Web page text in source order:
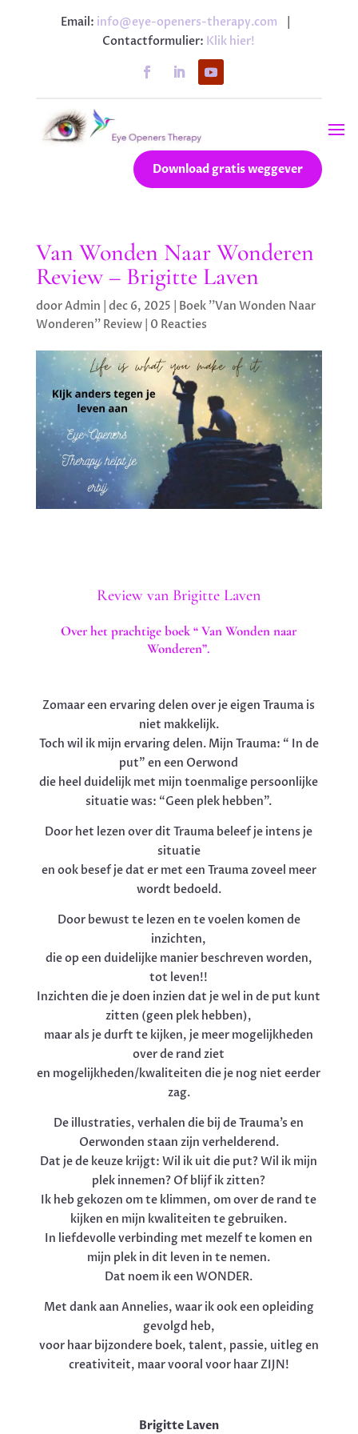
Email: info@eye-openers-therapy.com
Contactformulier: Klik hier!
Download gratis weggever
Van Wonden Naar Wonderen
Review – Brigitte Laven
doorAdmin dec 6, 2025
Boek ''Van Wonden Naar
Wonderen'' Review| 0 Reacties
Review van Brigitte Laven
Over het prachtige boek “ Van Wonden naar
Wonderen”.
Zomaar een ervaring delen over je eigen Trauma is
niet makkelijk.
Toch wil ik mijn ervaring delen. Mijn Trauma: “ In de
put” en een Oerwond
die heel duidelijk met mijn toenmalige persoonlijke
situatie was: “Geen plek hebben”.
Door het lezen over dit Trauma beleef je intens je
situatie
en ook besef je dat er met een Trauma zoveel meer
wordt bedoeld.
Door bewust te lezen en te voelen komen de
inzichten,
die op een duidelijke manier beschreven worden,
tot leven!!
Inzichten die je doen inzien dat je wel in de put kunt
zitten (geen plek hebben),
maar als je durft te kijken, je meer mogelijkheden
over de rand ziet
en mogelijkheden/kwaliteiten die je nog niet eerder
zag.
De illustraties, verhalen die bij de Trauma’s en
Oerwonden staan zijn verhelderend.
Dat je de keuze krijgt: Wil ik uit die put? Wil ik mijn
plek innemen? Of blijf ik zitten?
Ik heb gekozen om te klimmen, om over de rand te
kijken en mijn kwaliteiten te gebruiken.
In liefdevolle verbinding met mezelf te komen en
mijn plek in dit leven in te nemen.
Dat noem ik een WONDER.
Met dank aan Annelies, waar ik ook een opleiding
gevolgd heb,
voor haar bijzondere boek, talent, passie, uitleg en
creativiteit, maar vooral voor haar ZIJN!
Brigitte Laven